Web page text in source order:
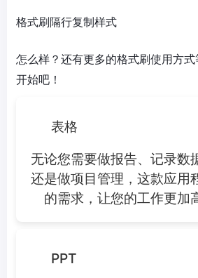
格式刷隔行复制样式
怎么样？还有更多的格式刷使用方
开始吧！
表格
无论您需要做报告、记录数
还是做项目管理，这款应用
的需求，让您的工作更加
PPT